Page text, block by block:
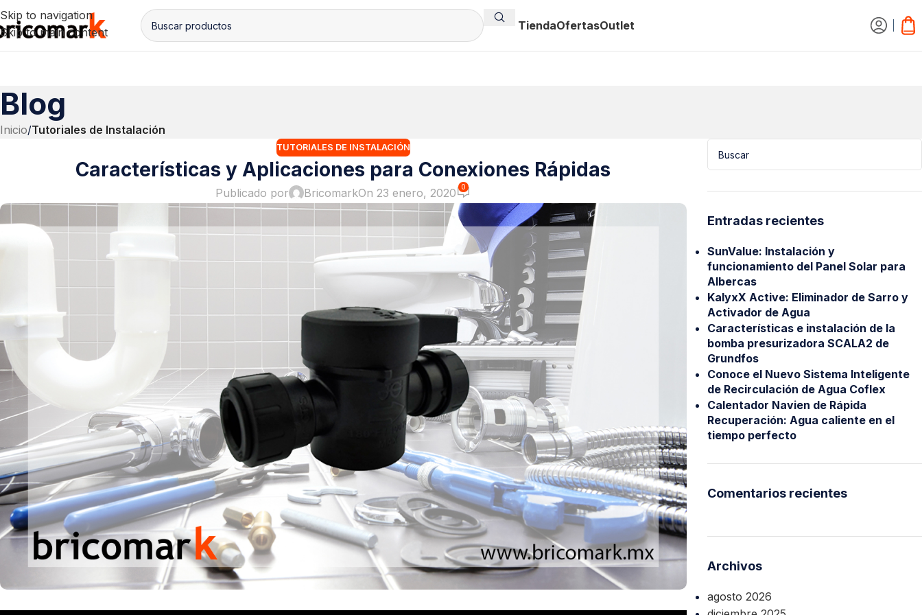
Skip to navigation
Skip to main content
Tienda
Tuberías y Conexiones
Cobre y Latón
Sistemas Contra Incendio
Acero Galvanizado
CPVC
PVC Hidráulico
Accesorios y Refacciones para
Sumergibles para Pozo Profundo
OfertasOutlet
Blog
Inicio/Tutoriales de Instalación
TUTORIALES DE INSTALACIÓN
Características y Aplicaciones para Conexiones Rápidas
Publicado por BricomarkOn 23 enero, 2020 0
Entradas recientes
SunValue: Instalación y
funcionamiento del Panel Solar para
Albercas
KalyxX Active: Eliminador de Sarro y
Activador de Agua
Características e instalación de la
bomba presurizadora SCALA2 de
Grundfos
Conoce el Nuevo Sistema Inteligente
de Recirculación de Agua Coflex
Calentador Navien de Rápida
Recuperación: Agua caliente en el
tiempo perfecto
Comentarios recientes
Archivos
agosto 2026